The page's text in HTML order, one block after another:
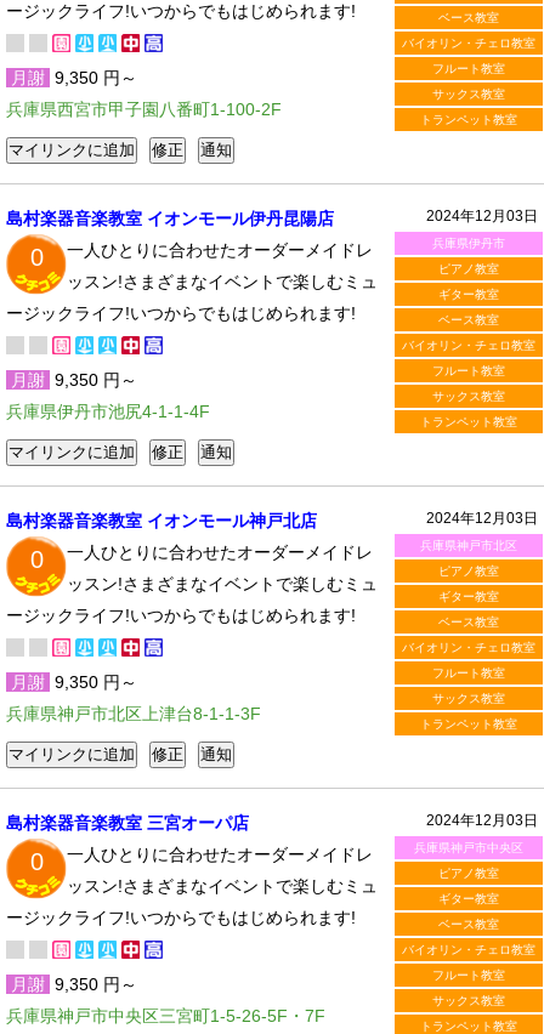
ベース教室
バイオリン・チェロ教室
フルート教室
サックス教室
トランペット教室
ージックライフ!いつからでもはじめられます!
月謝 9,350 円～
兵庫県西宮市甲子園八番町1-100-2F
2024年12月03日
兵庫県伊丹市
ピアノ教室
ギター教室
ベース教室
バイオリン・チェロ教室
フルート教室
サックス教室
トランペット教室
島村楽器音楽教室 イオンモール伊丹昆陽店
0
一人ひとりに合わせたオーダーメイドレ
ッスン!さまざまなイベントで楽しむミュ
ージックライフ!いつからでもはじめられます!
月謝 9,350 円～
兵庫県伊丹市池尻4-1-1-4F
2024年12月03日
兵庫県神戸市北区
ピアノ教室
ギター教室
ベース教室
バイオリン・チェロ教室
フルート教室
サックス教室
トランペット教室
島村楽器音楽教室 イオンモール神戸北店
0
一人ひとりに合わせたオーダーメイドレ
ッスン!さまざまなイベントで楽しむミュ
ージックライフ!いつからでもはじめられます!
月謝 9,350 円～
兵庫県神戸市北区上津台8-1-1-3F
2024年12月03日
兵庫県神戸市中央区
ピアノ教室
ギター教室
ベース教室
バイオリン・チェロ教室
フルート教室
サックス教室
トランペット教室
島村楽器音楽教室 三宮オーパ店
0
一人ひとりに合わせたオーダーメイドレ
ッスン!さまざまなイベントで楽しむミュ
ージックライフ!いつからでもはじめられます!
月謝 9,350 円～
兵庫県神戸市中央区三宮町1-5-26-5F・7F